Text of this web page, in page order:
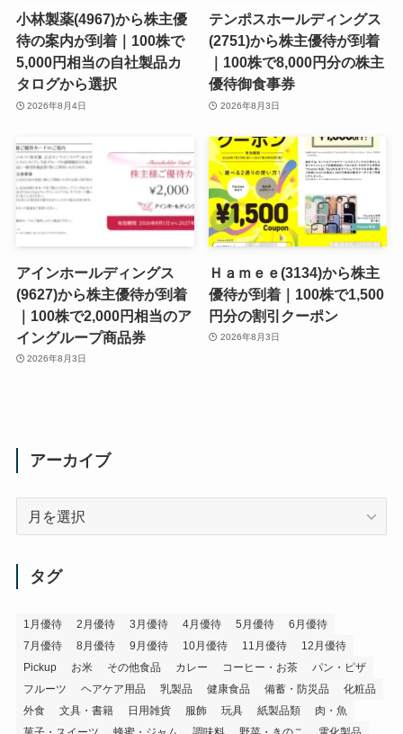
小林製薬(4967)から株主優
待の案内が到着｜100株で
5,000円相当の自社製品カ
タログから選択
2026年8月4日
テンポスホールディングス
(2751)から株主優待が到着
｜100株で8,000円分の株主
優待御食事券
2026年8月3日
アインホールディングス
(9627)から株主優待が到着
｜100株で2,000円相当のア
イングループ商品券
2026年8月3日
Ｈａｍｅｅ(3134)から株主
優待が到着｜100株で1,500
円分の割引クーポン
2026年8月3日
アーカイブ
タグ
1月優待 2月優待 3月優待 4月優待 5月優待
6月優待
7月優待
8月優待 9月優待 10月優待 11月優待
12月優待
Pickup
お米 その他食品 カレー コーヒー・お茶
パン・ピザ
フルーツ
ヘアケア用品 乳製品 健康食品 備蓄・防災品
化粧品
外食
文具・書籍 日用雑貨 服飾 玩具 紙製品類
肉・魚